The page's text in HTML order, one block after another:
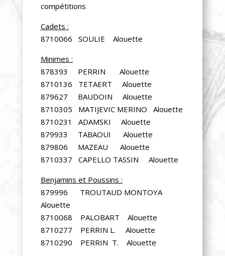
compétitions
Cadets :
8710066 SOULIE Alouette
Minimes :
878393 PERRIN Alouette
8710136 TETAERT Alouette
879627 BAUDOIN Alouette
8710305 MATIJEVIC MERINO Alouette
8710231 ADAMSKI Alouette
879933 TABAOUI Alouette
879806 MAZEAU Alouette
8710337 CAPELLO TASSIN Alouette
Benjamins et Poussins :
879996 TROUTAUD MONTOYA
Alouette
8710068 PALOBART Alouette
8710277 PERRIN L. Alouette
8710290 PERRIN T. Alouette